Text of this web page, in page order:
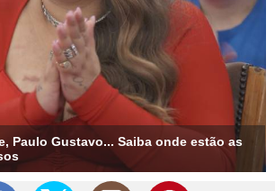
Paulo Gustavo... Saiba onde estão as